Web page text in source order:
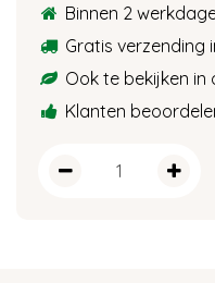
Binnen 2
Gratis verzending
Ook te bekijken in
Klanten